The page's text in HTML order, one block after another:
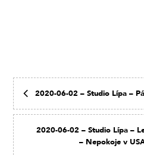
2020-06-02 – Studio Lípa –
2020-06-02 – Studio Lípa –
– Nepokoje v